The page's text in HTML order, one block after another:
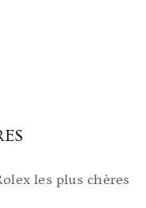
les plus chères